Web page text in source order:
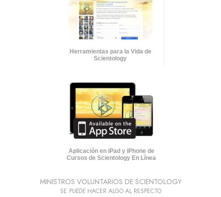
Herramientas para la Vida de
Scientology
Aplicación en iPad y iPhone de
Cursos de Scientology En Línea
MINISTROS VOLUNTARIOS DE SCIENTOLOGY
SE PUEDEHACER ALGO AL RESPECTO